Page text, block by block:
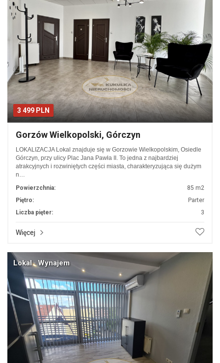
3 499 PLN
Gorzów Wielkopolski, Górczyn
LOKALIZACJA Lokal znajduje się w Gorzowie Wielkopolskim, Osiedle
Górczyn, przy ulicy Plac Jana Pawła II. To jedna z najbardziej
atrakcyjnych i rozwiniętych części miasta, charakteryzująca się dużym
n…
Powierzchnia:
85 m2
Piętro:
Parter
Liczba pięter:
3
Więcej
Lokal · Wynajem